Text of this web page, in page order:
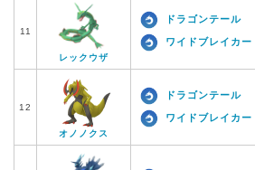
11
レックウザ
ドラゴンテール
ワイドブレイカー
12
オノノクス
ドラゴンテール
ワイドブレイカー